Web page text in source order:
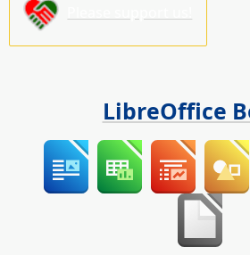
LibreOffice